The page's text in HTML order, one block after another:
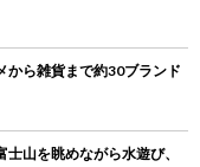
ら雑貨まで約30ブランド
山を眺めながら水遊び、